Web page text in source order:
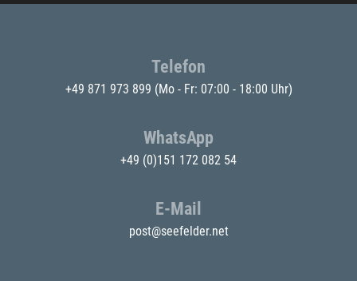
Telefon
+49 871 973 899 (Mo - Fr: 07:00 - 18:00 Uhr)
WhatsApp
+49 (0)151 172 082 54
E-Mail
post@seefelder.net